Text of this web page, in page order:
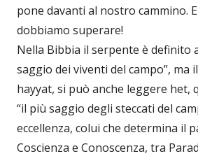
pone davanti al nostro cammino.
dobbiamo superare!
Nella Bibbia il serpente è definito
saggio dei viventi del campo”, ma
hayyat, si può anche leggere het,
“il più saggio degli steccati del
eccellenza, colui che determina il
Coscienza e Conoscenza, tra